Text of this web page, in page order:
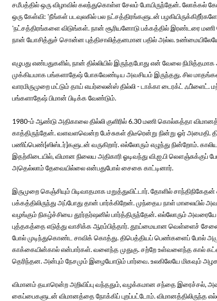
சமீபத்தில் ஒரு விழாவில் கலந்துகொள்ள சேலம் போயிருந்தேன். லோக்கல்
ஒரு கேள்வி: 'நீங்கள் படவுலகில் பல நட்சத்திரங்களுடன்
'நட்சத்திரங்களை விடுங்கள். நான் சூரியனோடு பக்கத்தில் இரண்டரை மணி
நான் யோசித்துச் சொன்ன புத்திசாலித்தனமான பதில் அல்ல.
எழுபது எண்பதுகளில், நான் தில்லியில் இருந்தபோது என் வேலை
முக்கியமாக பங்களாதேஷ் போகவேண்டிய அவசியம் இருந்தது. சில
வாரமிருமுறை மட்டும் தாய் எயர்லைன்ஸ் தில்லி - டாக்கா டைரக்ட்
பங்களாதேஷ் பிமான் பிடிக்க வேண்டும்.
1980-ம் ஆண்டு அதிகாலை தில்லி குளிரில் 6.30 மணி கொல்கத்தா
காத்திருந்தேன். வளவளவென்ற பேச்சுகள் திடீரென்று நின்று ஓர் அமைதி.
பணிப்பெண்[ஸிஸ்டர்]களுடன் வருகிறார். எல்லோரும் எழுந்து நின்றோம்.
இதற்கிடையில், விமான நிலைய அதிகாரி ஓடிவந்து வி.ஐ.பி
அதெல்லாம் தேவையில்லை என்பதுபோல் சைகை காட்டினார்.
இருமுறை கெஞ்சியும் பிடிவாதமாக மறுத்துவிட்டார். தோளில்
பக்கத்திலிருந்து அப்போது தான் பார்க்கிறேன். முந்தைய நாள் மாலையில்
வழங்கும் நிகழ்ச்சியை தூர்தர்ஷனில் பார்த்திருந்தேன். எல்லோரும்
புத்தகத்தை எடுத்து வாசிக்க ஆரம்பித்தார். தூய்மையான வெள்ளைச்
போல் முடிந்துகொண்ட சாவிக் கொத்து. திபெத்தியப் பெண்களைப் போல்
காக்கையின்கால் என்பார்கள். வளைந்த முதுகு. சற்றே உள்வளைந்த கால் கட்டை
தெரிந்தன. அன்பும் நேசமும் இழையோடும் பார்வை. உலகிலேயே மிகவும்
விமானம் தயாரென்ற அறிவிப்பு வந்ததும், வழக்கமான சந்தை இரைச்சல்,
கைப்பைகளுடன் விமானத்தை நோக்கிப் புறப்பட்டோம். விமானத்திலிருந்த